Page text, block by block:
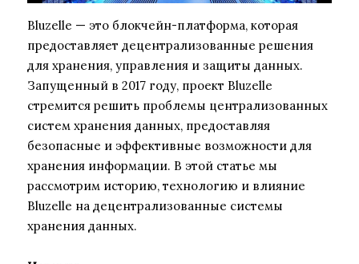
Bluzelle — это блокчейн-платформа, которая
предоставляет децентрализованные решения
для хранения, управления и защиты данных.
Запущенный в 2017 году, проект Bluzelle
стремится решить проблемы централизованных
систем хранения данных, предоставляя
безопасные и эффективные возможности для
хранения информации. В этой статье мы
рассмотрим историю, технологию и влияние
Bluzelle на децентрализованные системы
хранения данных.